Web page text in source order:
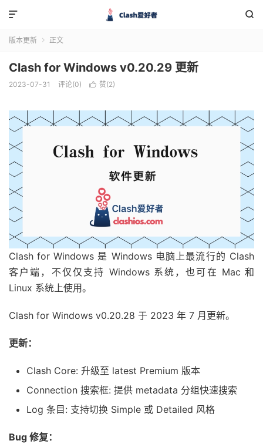


版本更新  正文
Clash for Windows v0.20.29 更新
2023-07-31 评论(0)  赞(2)
Clash for Windows 是 Windows 电脑上最流行的 Clash
客户端，不仅仅支持 Windows 系统，也可在 Mac 和
Linux 系统上使用。
Clash for Windows v0.20.28 于 2023 年 7 月更新。
更新：
Clash Core: 升级至 latest Premium 版本
Connection 搜索框: 提供 metadata 分组快速搜索
Log 条目: 支持切换 Simple 或 Detailed 风格
Bug 修复：